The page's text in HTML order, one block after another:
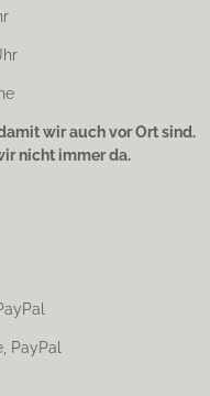
wir auch vor Ort sind.
nicht immer da.
PayPal